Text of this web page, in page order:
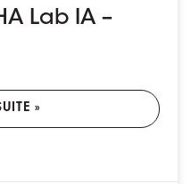
Lab IA –
»